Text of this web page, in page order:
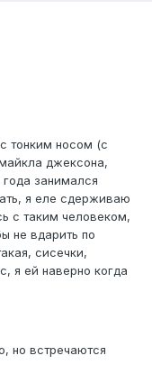
тонким носом (с
джексона,
занимался
я еле сдерживаю
с таким человеком,
не вдарить по
сисечки,
я ей наверно когда
но встречаются